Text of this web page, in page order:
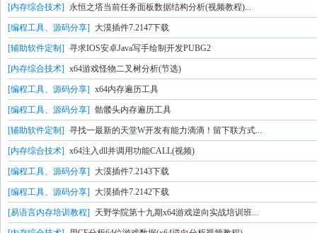
[内存综合技术] 永恒之塔当前任务面板数据结构分析(视频教程)...
[编程工具、源码分享] 大漠插件7.2147下载
[辅助软件定制] 寻求IOS安卓Java写手绘制开发PUBG2
[内存综合技术] x64游戏怪物二叉树分析(节选)
[编程工具、源码分享] x64内存遍历工具
[编程工具、源码分享] 骷髅头内存遍历工具
[辅助软件定制] 寻找一最新的天堂W开发有能力滴滴！留下联方式...
[内存综合技术] x64注入dll并调用功能CALL(视频)
[编程工具、源码分享] 大漠插件7.2143下载
[编程工具、源码分享] 大漠插件7.2142下载
[易语言内存培训教程] 天野学院第十九期x64游戏逆向实战培训班...